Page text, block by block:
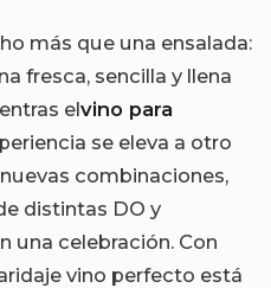
más que una ensalada:
fresca, sencilla y llena
elvino para
se eleva a otro
combinaciones,
distintas DO y
una celebración. Con
vino perfecto está